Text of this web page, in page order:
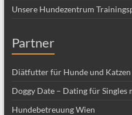
Unsere Hundezentrum
Partner
Diätfutter für Hunde und Katzen
Doggy Date – Dating für
Hundebetreuung Wien